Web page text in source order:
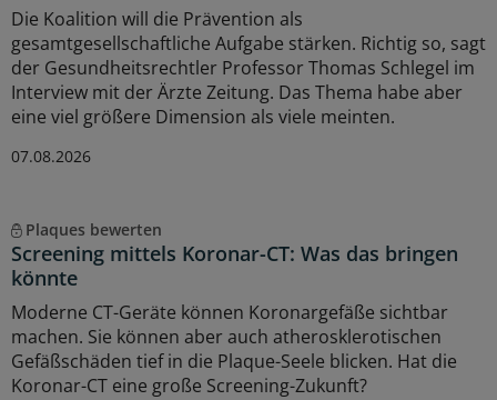
Die Koalition will die Prävention als
gesamtgesellschaftliche Aufgabe stärken. Richtig so, sagt
der Gesundheitsrechtler Professor Thomas Schlegel im
Interview mit der Ärzte Zeitung. Das Thema habe aber
eine viel größere Dimension als viele meinten.
07.08.2026
Plaques bewerten
Screening mittels Koronar-CT: Was das bringen
könnte
Moderne CT-Geräte können Koronargefäße sichtbar
machen. Sie können aber auch atherosklerotischen
Gefäßschäden tief in die Plaque-Seele blicken. Hat die
Koronar-CT eine große Screening-Zukunft?